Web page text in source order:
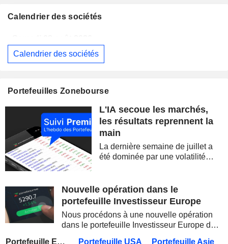
Calendrier des sociétés
BERKSHIRE HATHAWAY INC.
Samedi 08 août 2026
WESTPAC BANKING CORPORATION Publication des résultats - Q3 2026 AS
BARRICK MINING CORPORATION
SIMON PROPERTY GROUP, INC. Publication des résultats - Q2 2026
FERGUSON ENTERPRISES INC.
ROCKET LAB CORPORATION Publication des résultats - Q2 2026
AMRIZE AG Publication des résultats - Q2 2026
Calendrier des sociétés
Portefeuilles Zonebourse
L'IA secoue les marchés,
les résultats reprennent la
main
La dernière semaine de juillet a
été dominée par une volatilité
semi-conducteurs. Les
inquiétudes sur la soutenabilité
Nouvelle opération dans le
portefeuille Investisseur Europe
Nous procédons à une nouvelle opération
dans le portefeuille Investisseur Europe de
Portefeuille Europe Portefeuille USA Portefeuille Asie